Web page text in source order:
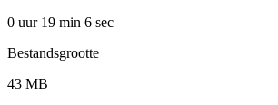
0 uur 19 min 6 sec
Bestandsgrootte
43 MB